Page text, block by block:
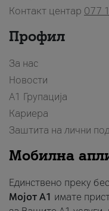
Контакт центар 077
Профил
За нас
Новости
А1 Групација
Кариера
Заштита на лични
Мобилна
Единствено преку
Мојот A1 имате